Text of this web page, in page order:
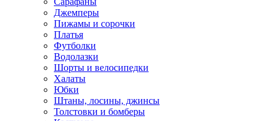
Джемперы
Пижамы и сорочки
Платья
Футболки
Водолазки
Шорты и велосипедки
Халаты
Юбки
Штаны, лосины, джинсы
Толстовки и бомберы